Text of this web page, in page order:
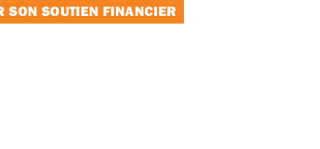
SON SOUTIEN FINANCIER